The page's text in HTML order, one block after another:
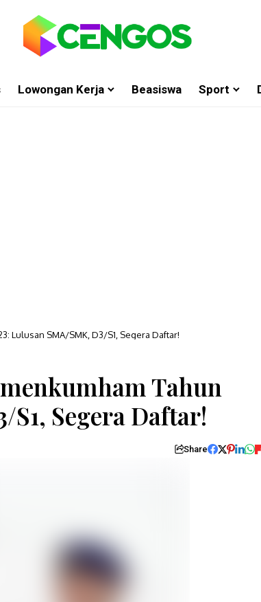
Lowongan Kerja Beasiswa Sport
Lulusan SMA/SMK, D3/S1, Segera Daftar!
Tahun
Segera Daftar!
Share